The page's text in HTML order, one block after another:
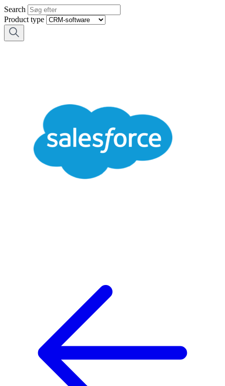
Search
Product type